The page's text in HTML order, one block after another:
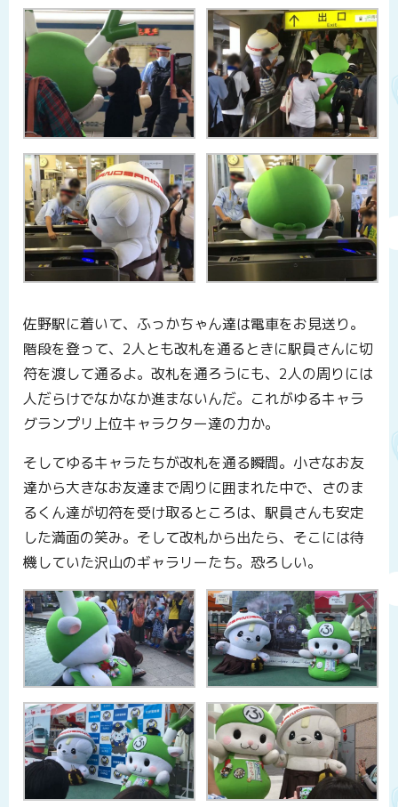
佐野駅に着いて、ふっかちゃん達は電車をお見送り。
階段を登って、2人とも改札を通るときに駅員さんに切
符を渡して通るよ。改札を通ろうにも、2人の周りには
人だらけでなかなか進まないんだ。これがゆるキャラ
グランプリ上位キャラクター達の力か。
そしてゆるキャラたちが改札を通る瞬間。小さなお友
達から大きなお友達まで周りに囲まれた中で、さのま
るくん達が切符を受け取るところは、駅員さんも安定
した満面の笑み。そして改札から出たら、そこには待
機していた沢山のギャラリーたち。恐ろしい。